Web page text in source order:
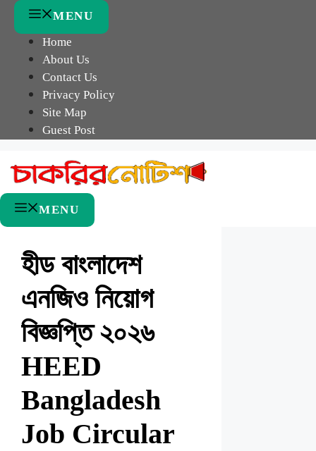
Skip
content
MENU
Home
About Us
Contact Us
Privacy Policy
Site Map
Guest Post
MENU
হীড বাংলাদেশ
এনজিও নিয়োগ
বিজ্ঞপ্তি ২০২৬
HEED
Bangladesh
Job Circular